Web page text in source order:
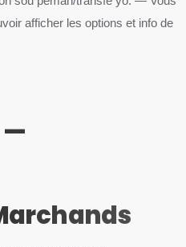
afficher les options et info de
—